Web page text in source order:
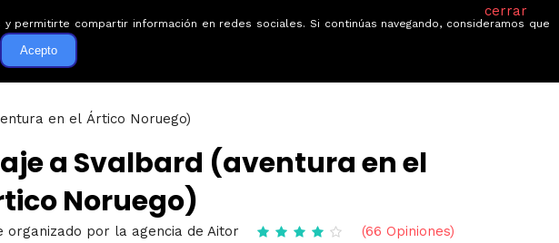
Guías de viaje Ofertas Blog Quiénes somos
en el Ártico Noruego)
a Svalbard (aventura en el
Noruego)
organizado por la agencia de Aitor (66 Opiniones)
cerrar
compartir información en redes sociales. Si continúas navegando, consideramos que
Acepto